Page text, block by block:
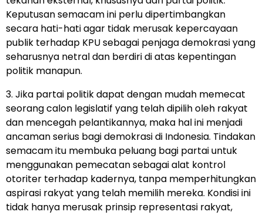
Keputusan semacam ini perlu dipertimbangkan
secara hati-hati agar tidak merusak kepercayaan
publik terhadap KPU sebagai penjaga demokrasi yang
seharusnya netral dan berdiri di atas kepentingan
politik manapun.
3. Jika partai politik dapat dengan mudah memecat
seorang calon legislatif yang telah dipilih oleh rakyat
dan mencegah pelantikannya, maka hal ini menjadi
ancaman serius bagi demokrasi di Indonesia. Tindakan
semacam itu membuka peluang bagi partai untuk
menggunakan pemecatan sebagai alat kontrol
otoriter terhadap kadernya, tanpa memperhitungkan
aspirasi rakyat yang telah memilih mereka. Kondisi ini
tidak hanya merusak prinsip representasi rakyat,